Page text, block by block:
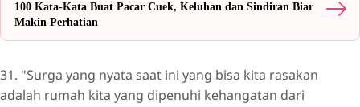
100 Kata-Kata Buat Pacar Cuek, Keluhan dan Sindiran Biar
Makin Perhatian
31. "Surga yang nyata saat ini yang bisa kita rasakan
adalah rumah kita yang dipenuhi kehangatan dari